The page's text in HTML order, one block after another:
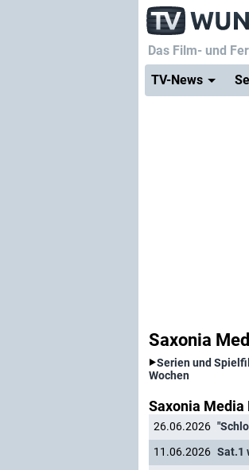
Das Film- und
TV-News
Saxonia
Serien und
Wochen
Saxonia Media
26.06.2026
11.06.2026 Sat.1